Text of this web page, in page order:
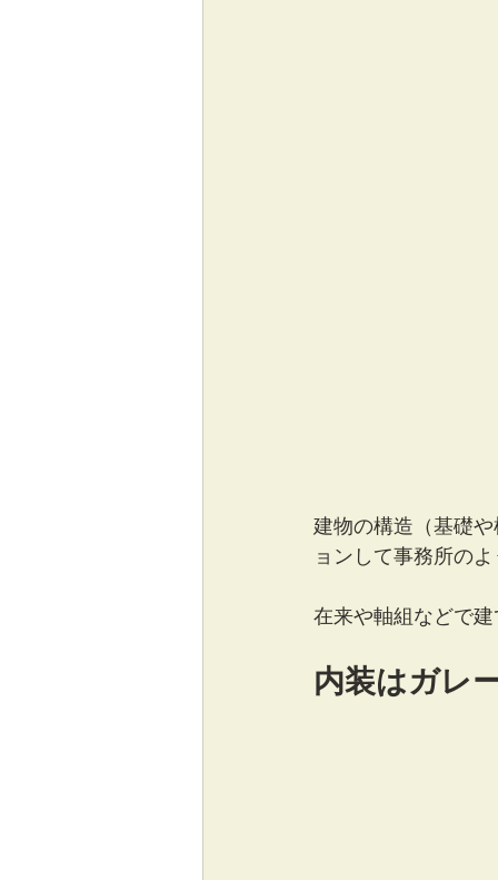
建物の構造（基礎
ョンして事務所の
在来や軸組などで
内装はガレ